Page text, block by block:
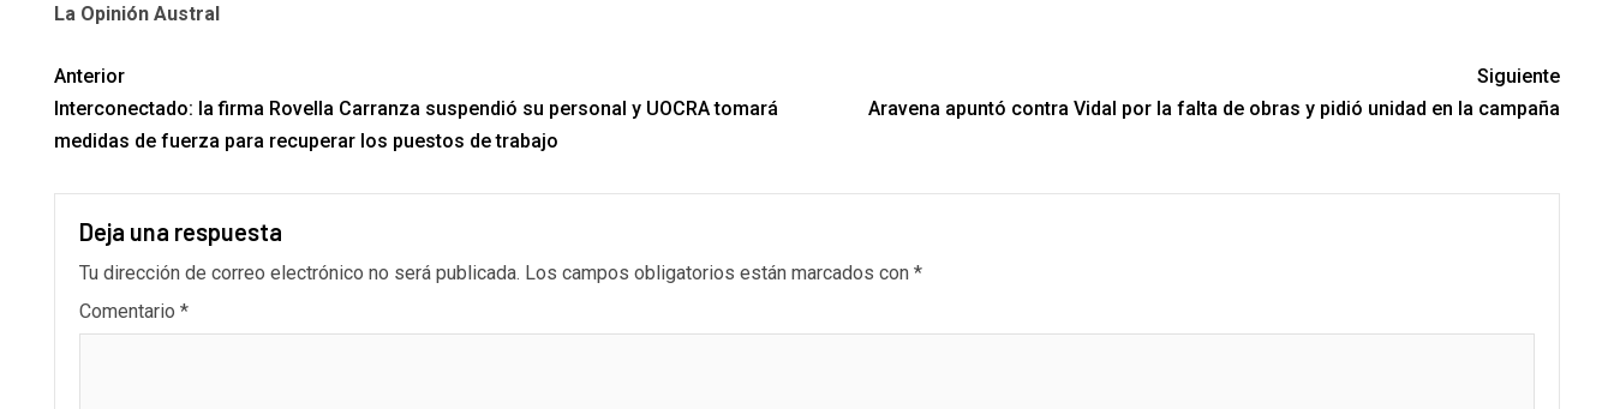
La Opinión Austral
Anterior
Interconectado: la firma Rovella Carranza suspendió su personal y UOCRA tomará
medidas de fuerza para recuperar los puestos de trabajo
Siguiente
Aravena apuntó contra Vidal por la falta de obras y pidió unidad en la campaña
Deja una respuesta
Tu dirección de correo electrónico no será publicada. Los campos obligatorios están marcados con *
Comentario *